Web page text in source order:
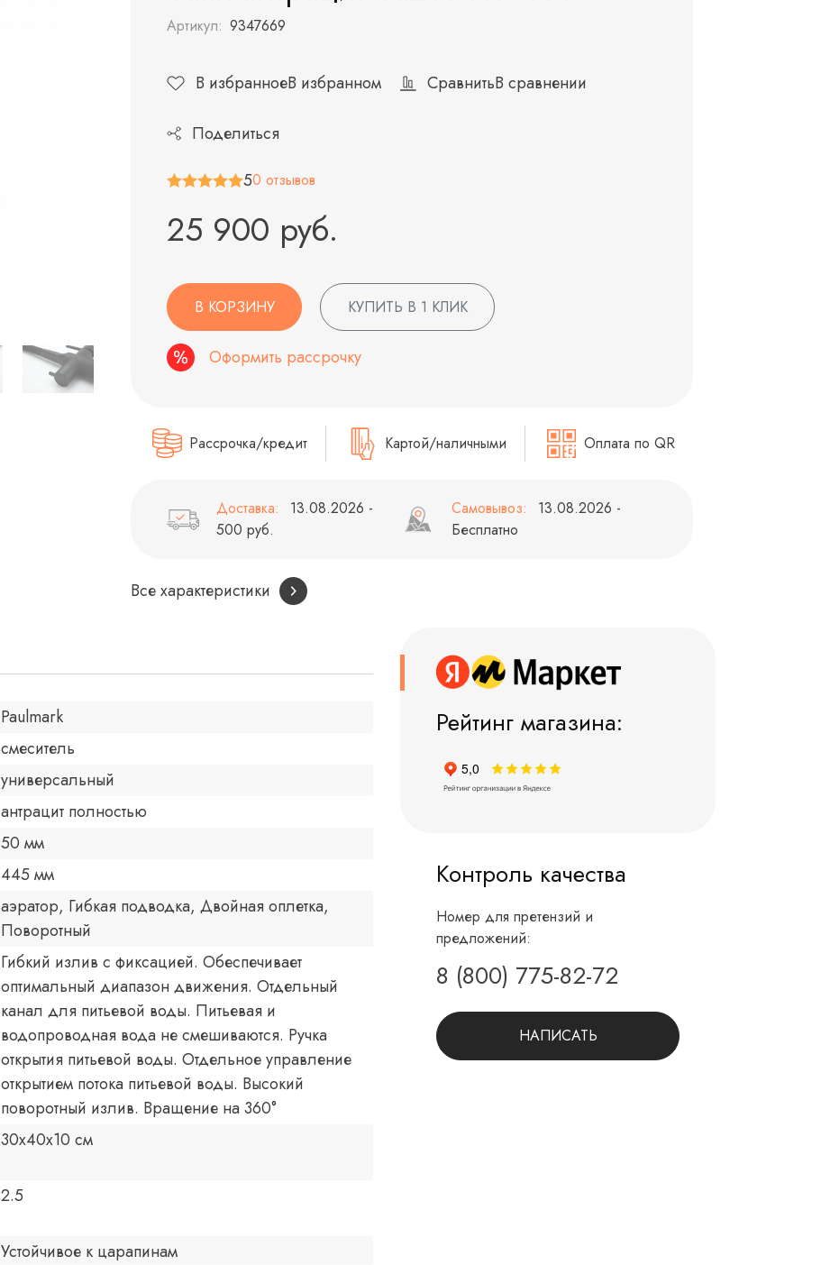
Артикул: 9347669
В избранноеВ избранном СравнитьВ сравнении
Поделиться
50 отзывов
25 900 руб.
В КОРЗИНУ КУПИТЬ В 1 КЛИК
Оформить рассрочку
Рассрочка/кредит Картой/наличными Оплата по QR
Доставка:
13.08.2026 -
500 руб.
Самовывоз:
13.08.2026 -
Бесплатно
Все характеристики
Рейтинг магазина:
Контроль качества
Номер для претензий и
предложений:
8 (800) 775-82-72
НАПИСАТЬ
Paulmark
смеситель
универсальный
антрацит полностью
50 мм
445 мм
аэратор, Гибкая подводка, Двойная оплетка,
Поворотный
Гибкий излив с фиксацией. Обеспечивает
оптимальный диапазон движения. Отдельный
канал для питьевой воды. Питьевая и
водопроводная вода не смешиваются. Ручка
открытия питьевой воды. Отдельное управление
открытием потока питьевой воды. Высокий
поворотный излив. Вращение на 360°
30x40x10 см
2.5
Устойчивое к царапинам